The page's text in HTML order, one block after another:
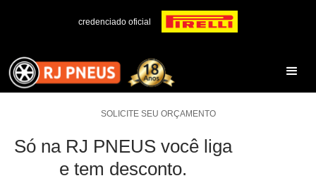
credenciado oficial
SOLICITE SEU ORÇAMENTO
Só na RJ PNEUS você liga
e tem desconto.